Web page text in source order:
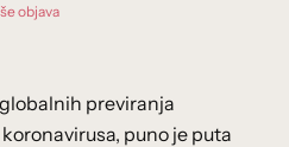
objava
previranja
puno je puta